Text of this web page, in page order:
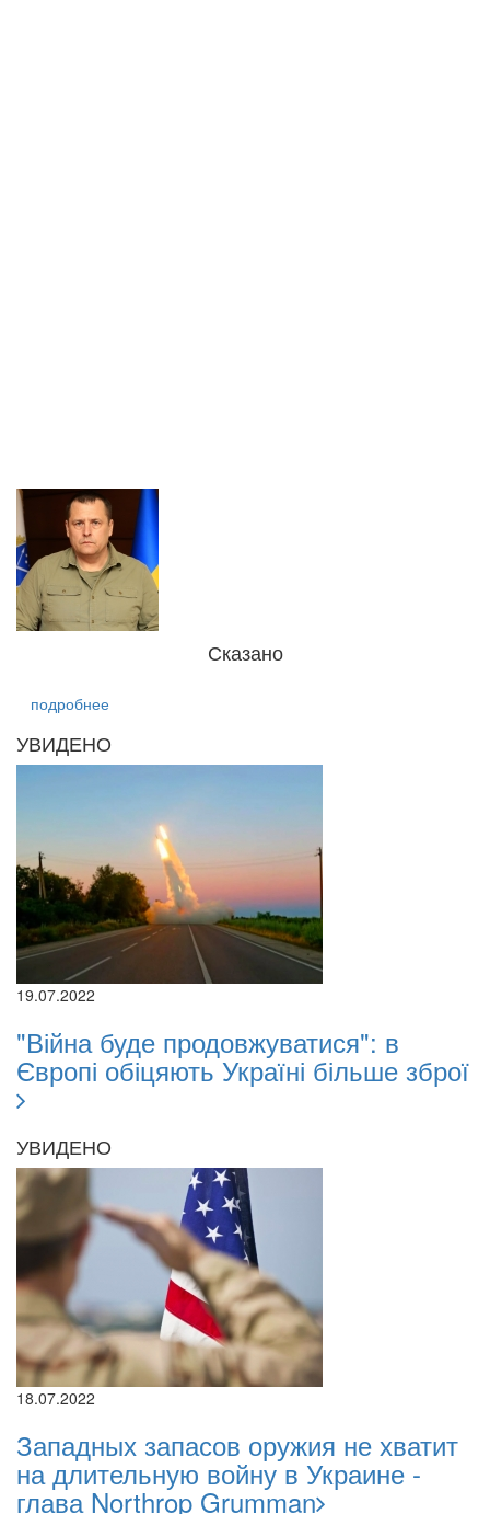
Сказано
подробнее
УВИДЕНО
19.07.2022
"Війна буде продовжуватися": в
Європі обіцяють Україні більше зброї
УВИДЕНО
18.07.2022
Западных запасов оружия не хватит
на длительную войну в Украине -
глава Northrop Grumman